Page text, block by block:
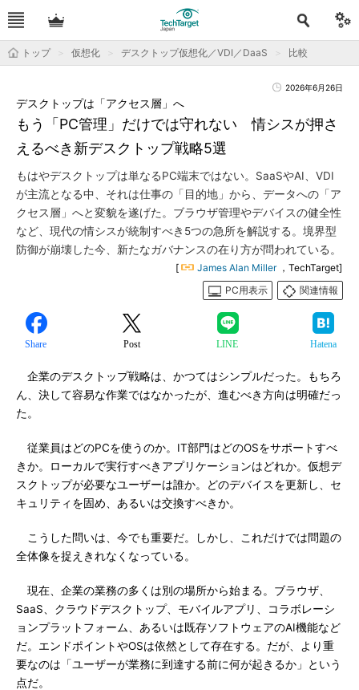
トップ 仮想化 デスクトップ仮想化／VDI／DaaS 比較
2026年6月26日
もう「PC管理」だけでは守れない 情シスが押さ
えるべき新デスクトップ戦略5選
デスクトップは「アクセス層」へ
もはやデスクトップは単なるPC端末ではない。SaaSやAI、VDI
が主流となる中、それは仕事の「目的地」から、データへの「ア
クセス層」へと変貌を遂げた。ブラウザ管理やデバイスの健全性
など、現代の情シスが統制すべき5つの急所を解説する。境界型
防御が崩壊した今、新たなガバナンスの在り方が問われている。
[ James Alan Miller ，TechTarget]
PC用表示
関連情報
Share Post LINE Hatena
企業のデスクトップ戦略は、かつてはシンプルだった。もちろ
ん、決して容易な作業ではなかったが、進むべき方向は明確だっ
た。
従業員はどのPCを使うのか。IT部門はどのOSをサポートすべ
きか。ローカルで実行すべきアプリケーションはどれか。仮想デ
スクトップが必要なユーザーは誰か。どのデバイスを更新し、セ
キュリティを固め、あるいは交換すべきか。
こうした問いは、今でも重要だ。しかし、これだけでは問題の
全体像を捉えきれなくなっている。
現在、企業の業務の多くは別の場所から始まる。ブラウザ、
SaaS、クラウドデスクトップ、モバイルアプリ、コラボレーシ
ョンプラットフォーム、あるいは既存ソフトウェアのAI機能など
だ。エンドポイントやOSは依然として存在する。だが、より重
要なのは「ユーザーが業務に到達する前に何が起きるか」という
点だ。